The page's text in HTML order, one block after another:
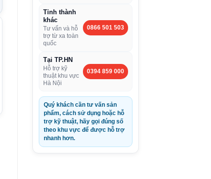
Tỉnh thành
khác
Tư vấn và hỗ
trợ từ xa toàn
quốc
0866 501 503
Tại TP.HN
Hỗ trợ kỹ
thuật khu vực
Hà Nội
0394 859 000
Quý khách cần tư vấn sản
phẩm, cách sử dụng hoặc hỗ
trợ kỹ thuật, hãy gọi đúng số
theo khu vực để được hỗ trợ
nhanh hơn.